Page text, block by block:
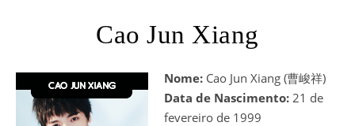
Cao Jun Xiang
Nome: Cao Jun Xiang (曹峻祥)
Data de Nascimento: 21 de
fevereiro de 1999